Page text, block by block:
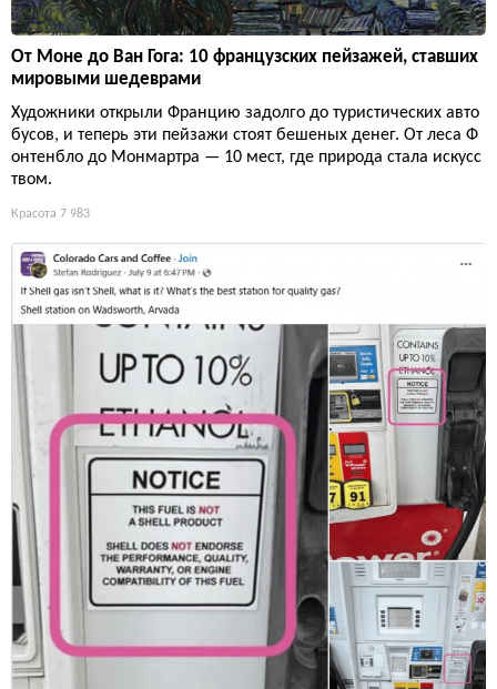
От Моне до Ван Гога: 10 французских пейзажей, ставших
мировыми шедеврами
Художники открыли Францию задолго до туристических авто
бусов, и теперь эти пейзажи стоят бешеных денег. От леса Ф
онтенбло до Монмартра — 10 мест, где природа стала искусс
твом.
Красота 7 983